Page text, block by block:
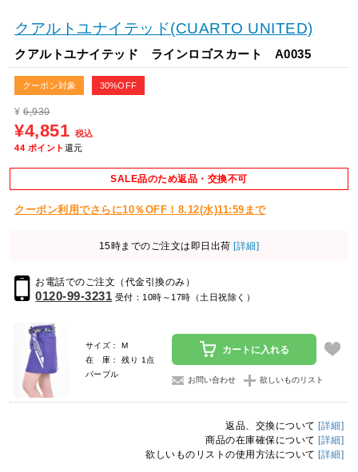
クアルトユナイテッド(CUARTO UNITED)
クアルトユナイテッド ラインロゴスカート A0035
クーポン対象 30%OFF
¥ 6,930
¥4,851 税込
44 ポイント 還元
SALE品のため返品・交換不可
クーポン利用でさらに10％OFF！8.12(水)11:59まで
15時までのご注文は即日出荷 [詳細]
お電話でのご注文（代金引換のみ）
0120-99-3231 受付：10時～17時（土日祝除く）
サイズ： M
在 庫： 残り 1点
パープル
カートに入れる
お問い合わせ 欲しいものリスト
返品、交換について [詳細]
商品の在庫確保について [詳細]
欲しいものリストの使用方法について [詳細]